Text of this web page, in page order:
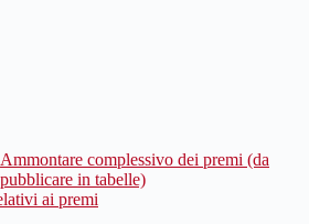
Ammontare complessivo dei premi (da
pubblicare in tabelle)
ai premi